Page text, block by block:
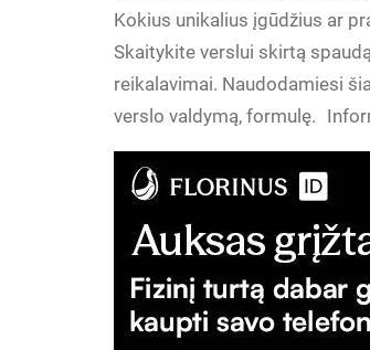
Kokius unikalius įgūdžius ar
Skaitykite verslui skirtą
reikalavimai. Naudodamiesi
verslo valdymą, formulę.